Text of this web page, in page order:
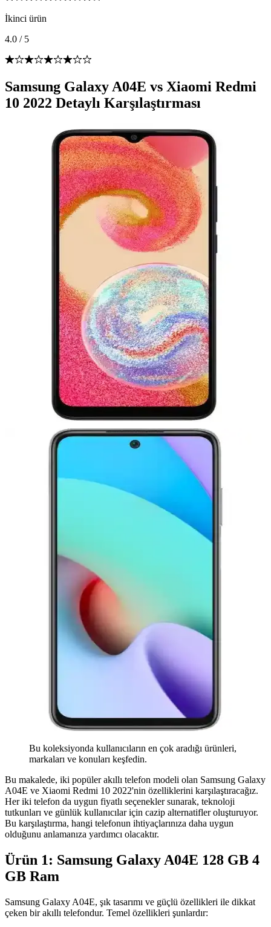
İkinci ürün
4.0 / 5
Samsung Galaxy A04E vs Xiaomi Redmi
10 2022 Detaylı Karşılaştırması
Bu koleksiyonda kullanıcıların en çok aradığı ürünleri,
markaları ve konuları keşfedin.
Bu makalede, iki popüler akıllı telefon modeli olan Samsung Galaxy
A04E ve Xiaomi Redmi 10 2022'nin özelliklerini karşılaştıracağız.
Her iki telefon da uygun fiyatlı seçenekler sunarak, teknoloji
tutkunları ve günlük kullanıcılar için cazip alternatifler oluşturuyor.
Bu karşılaştırma, hangi telefonun ihtiyaçlarınıza daha uygun
olduğunu anlamanıza yardımcı olacaktır.
Ürün 1: Samsung Galaxy A04E 128 GB 4
GB Ram
Samsung Galaxy A04E, şık tasarımı ve güçlü özellikleri ile dikkat
çeken bir akıllı telefondur. Temel özellikleri şunlardır: